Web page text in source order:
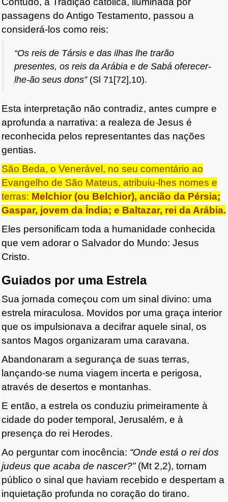
passagens do Antigo Testamento, passou a
considerá-los como reis:
“Os reis de Társis e das ilhas lhe trarão
presentes, os reis da Arábia e de Sabá oferecer-
lhe-ão seus dons”(Sl 71[72],10).
Esta interpretação não contradiz, antes cumpre e
aprofunda a narrativa: a realeza de Jesus é
reconhecida pelos representantes das nações
gentias.
São Beda, o Venerável, no seu comentário ao
Evangelho de São Mateus, atribuiu-lhes nomes e
terras: Melchior (ou Belchior), ancião da Pérsia;
Gaspar, jovem da Índia; e Baltazar, rei da Arábia.
Eles personificam toda a humanidade conhecida
que vem adorar o Salvador do Mundo: Jesus
Cristo.
Guiados por uma Estrela
Sua jornada começou com um sinal divino: uma
estrela miraculosa. Movidos por uma graça interior
que os impulsionava a decifrar aquele sinal, os
santos Magos organizaram uma caravana.
Abandonaram a segurança de suas terras,
lançando-se numa viagem incerta e perigosa,
através de desertos e montanhas.
E então, a estrela os conduziu primeiramente à
cidade do poder temporal, Jerusalém, e à
presença do rei Herodes.
Ao perguntar com inocência: “Onde está o rei dos
judeus que acaba de nascer?” (Mt 2,2), tornam
público o sinal que haviam recebido e despertam a
inquietação profunda no coração do tirano.